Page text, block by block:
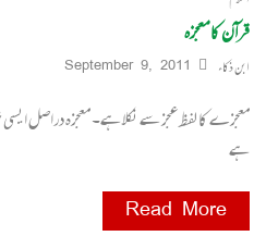
قرآن کا معجزہ
ابن ذکاء September 9, 2011
معجزے کا لفظ عجز سے نکلا ہے۔ معجزہ دراصل
ہے
Read More